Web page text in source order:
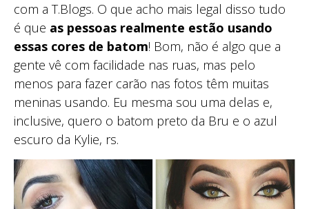
com a T.Blogs. O que acho mais legal disso tudo
é que as pessoas realmente estão usando
essas cores de batom! Bom, não é algo que a
gente vê com facilidade nas ruas, mas pelo
menos para fazer carão nas fotos têm muitas
meninas usando. Eu mesma sou uma delas e,
inclusive, quero o batom preto da Bru e o azul
escuro da Kylie, rs.